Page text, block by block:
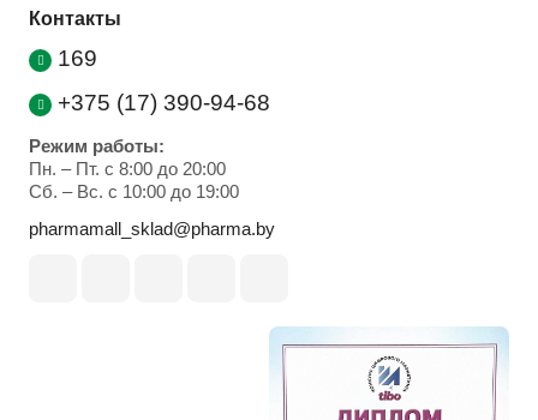
Контакты
169
+375 (17) 390-94-68
Режим работы:
Пн. – Пт. с 8:00 до 20:00
Cб. – Вс. с 10:00 до 19:00
pharmamall_sklad@pharma.by